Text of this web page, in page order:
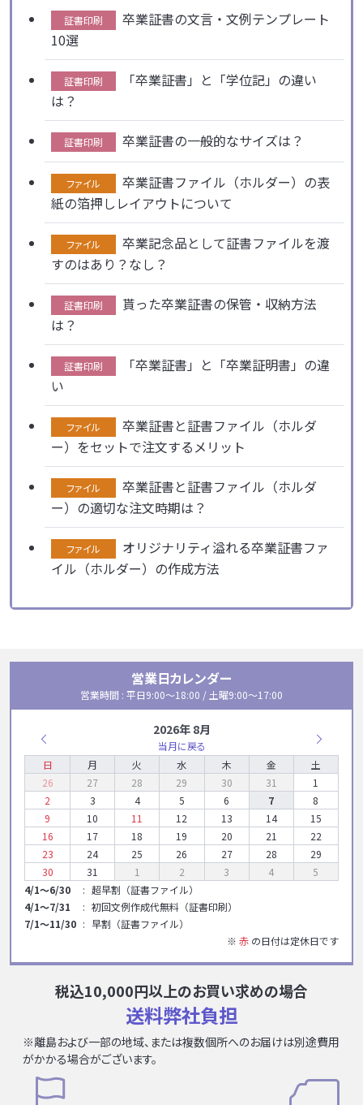
証書印刷
卒業証書の文言・文例テンプレート
10選
証書印刷
「卒業証書」と「学位記」の違い
は？
証書印刷 卒業証書の一般的なサイズは？
ファイル
卒業証書ファイル（ホルダー）の表
紙の箔押しレイアウトについて
ファイル
卒業記念品として証書ファイルを渡
すのはあり？なし？
証書印刷
貰った卒業証書の保管・収納方法
は？
証書印刷
「卒業証書」と「卒業証明書」の違
い
ファイル
卒業証書と証書ファイル（ホルダ
ー）をセットで注文するメリット
ファイル
卒業証書と証書ファイル（ホルダ
ー）の適切な注文時期は？
ファイル
オリジナリティ溢れる卒業証書ファ
イル（ホルダー）の作成方法
営業日カレンダー
営業時間 : 平日9:00〜18:00 / 土曜9:00〜17:00
2026年 8月
当月に戻る
日
月 火 水 木 金
土
26
27 28 29 30 31
1
2
3 4 5 6 7
8
9
10 11 12 13 14
15
16
17 18 19 20 21
22
23
24 25 26 27 28
29
30
31 1 2 3 4
5
4/1～6/30
超早割（証書ファイル）
4/1～7/31
初回文例作成代無料（証書印刷）
7/1～11/30
早割（証書ファイル）
※ 赤 の日付は定休日です
税込10,000円以上のお買い求めの場合
送料弊社負担
※離島および一部の地域、または複数個所へのお届けは別途費用
がかかる場合がございます。